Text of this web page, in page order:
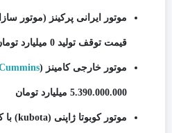
موتور ایرانی پرکینز (موتور
قیمت توقف تولید 0 میلیارد تومان
موتور خارجی کامینز (
5.390.000.000 میلیارد تومان